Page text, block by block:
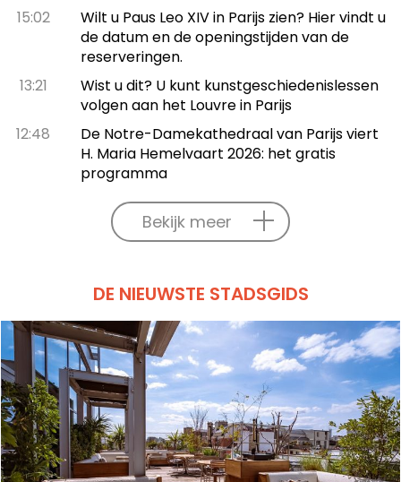
15:02
Wilt u Paus Leo XIV in Parijs zien? Hier vindt u
de datum en de openingstijden van de
reserveringen.
13:21
Wist u dit? U kunt kunstgeschiedenislessen
volgen aan het Louvre in Parijs
12:48
De Notre-Damekathedraal van Parijs viert
H. Maria Hemelvaart 2026: het gratis
programma
Bekijk meer
DE NIEUWSTE STADSGIDS